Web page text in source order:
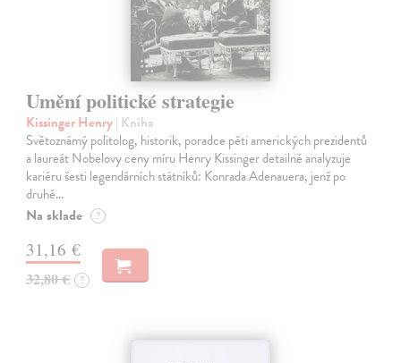
Umění politické strategie
Kissinger Henry| Kniha
Světoznámý politolog, historik, poradce pěti amerických prezidentů
a laureát Nobelovy ceny míru Henry Kissinger detailně analyzuje
kariéru šesti legendárních státníků: Konrada Adenauera, jenž po
druhé…
Na sklade ?
31,16 €
32,80 € ?